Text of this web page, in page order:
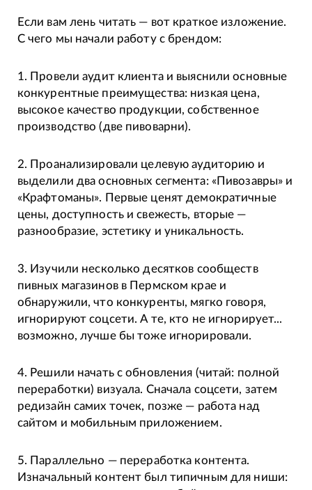
Если вам лень читать — вот краткое изложение.
С чего мы начали работу с брендом:
1. Провели аудит клиента и выяснили основные
конкурентные преимущества: низкая цена,
высокое качество продукции, собственное
производство (две пивоварни).
2. Проанализировали целевую аудиторию и
выделили два основных сегмента: «Пивозавры» и
«Крафтоманы». Первые ценят демократичные
цены, доступность и свежесть, вторые —
разнообразие, эстетику и уникальность.
3. Изучили несколько десятков сообществ
пивных магазинов в Пермском крае и
обнаружили, что конкуренты, мягко говоря,
игнорируют соцсети. А те, кто не игнорирует...
возможно, лучше бы тоже игнорировали.
4. Решили начать с обновления (читай: полной
переработки) визуала. Сначала соцсети, затем
редизайн самих точек, позже — работа над
сайтом и мобильным приложением.
5. Параллельно — переработка контента.
Изначальный контент был типичным для ниши: